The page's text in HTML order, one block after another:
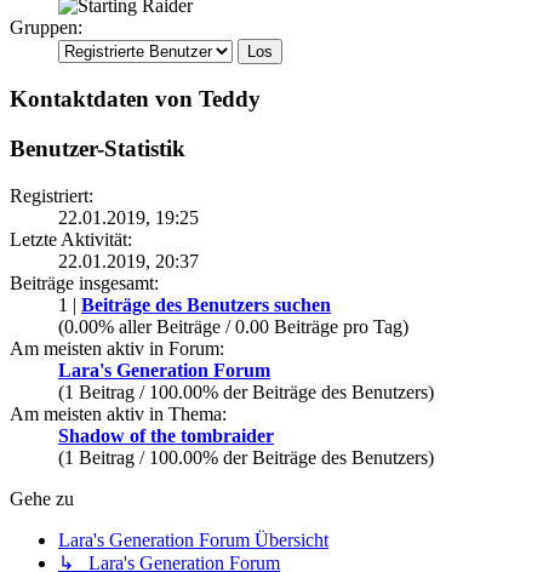
Gruppen:
Kontaktdaten von Teddy
Benutzer-Statistik
Registriert:
22.01.2019, 19:25
Letzte Aktivität:
22.01.2019, 20:37
Beiträge insgesamt:
1 | Beiträge des Benutzers suchen
(0.00% aller Beiträge / 0.00 Beiträge pro Tag)
Am meisten aktiv in Forum:
Lara's Generation Forum
(1 Beitrag / 100.00% der Beiträge des Benutzers)
Am meisten aktiv in Thema:
Shadow of the tombraider
(1 Beitrag / 100.00% der Beiträge des Benutzers)
Gehe zu
Lara's Generation Forum Übersicht
↳ Lara's Generation Forum